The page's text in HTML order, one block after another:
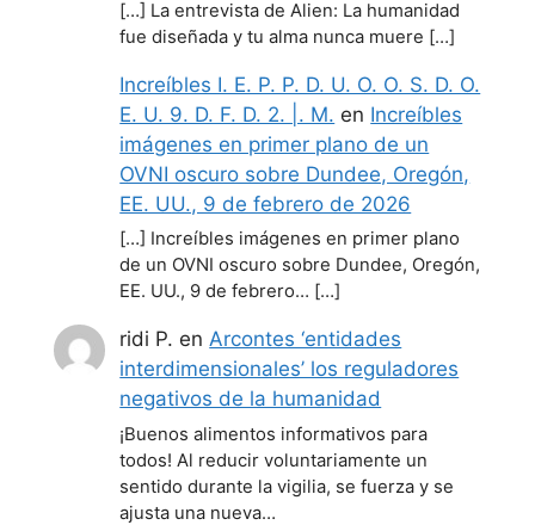
[…] La entrevista de Alien: La humanidad
fue diseñada y tu alma nunca muere […]
Increíbles I. E. P. P. D. U. O. O. S. D. O.
E. U. 9. D. F. D. 2. |. M. en Increíbles
imágenes en primer plano de un
OVNI oscuro sobre Dundee, Oregón,
EE. UU., 9 de febrero de 2026
[…] Increíbles imágenes en primer plano
de un OVNI oscuro sobre Dundee, Oregón,
EE. UU., 9 de febrero… […]
ridi P. enArcontes ‘entidades
interdimensionales’ los reguladores
negativos de la humanidad
¡Buenos alimentos informativos para
todos! Al reducir voluntariamente un
sentido durante la vigilia, se fuerza y se
ajusta una nueva…